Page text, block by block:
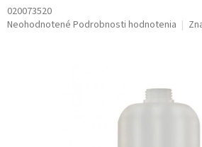
020073520
Priemerné
Neohodnotené Podrobnosti hodnotenia